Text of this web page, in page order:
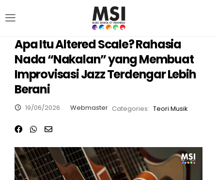
Apa Itu Altered Scale? Rahasia
Nada “Nakalan” yang Membuat
Improvisasi Jazz Terdengar Lebih
Berani
19/06/2026 Webmaster Categories: Teori Musik